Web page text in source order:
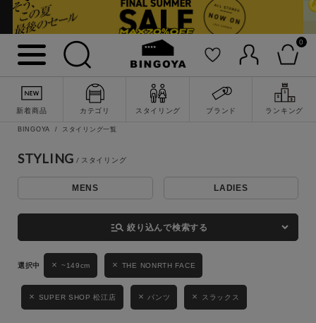
0
新着商品 カテゴリ スタイリング ブランド ランキング
詳細検索
キーワード
性別
MENS LADIES
BINGOYA スタイリング一覧
STYLING
MENS LADIES
manage_search 絞り込んで検索する
~149cm THE NONRTH FACE
SUPER SHOP 松江店 パンツ スラックス